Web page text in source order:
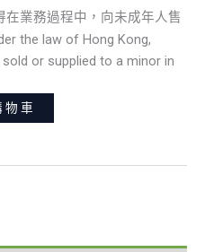
在業務過程中，向未成年人售
the law of Hong Kong,
or supplied to a minor in
物車